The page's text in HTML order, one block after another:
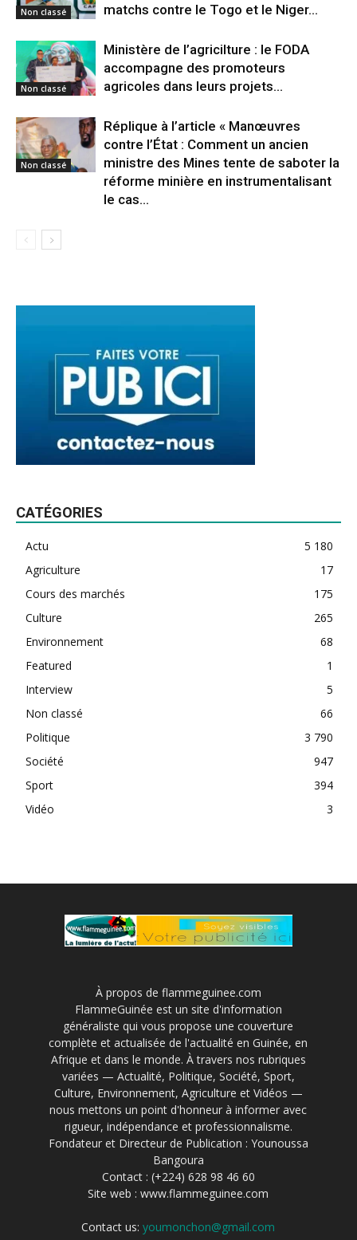
Non classé
matchs contre le Togo et le Niger…
Non classé
Ministère de l’agricilture : le FODA
accompagne des promoteurs
agricoles dans leurs projets…
Non classé
Réplique à l’article « Manœuvres
contre l’État : Comment un ancien
ministre des Mines tente de saboter la
réforme minière en instrumentalisant
le cas...
CATÉGORIES
Actu
5 180
Agriculture
17
Cours des marchés
175
Culture
265
Environnement
68
Featured
1
Interview
5
Non classé
66
Politique
3 790
Société
947
Sport
394
Vidéo
3
À propos de flammeguinee.com
FlammeGuinée est un site d'information
généraliste qui vous propose une couverture
complète et actualisée de l'actualité en Guinée, en
Afrique et dans le monde. À travers nos rubriques
variées — Actualité, Politique, Société, Sport,
Culture, Environnement, Agriculture et Vidéos —
nous mettons un point d'honneur à informer avec
rigueur, indépendance et professionnalisme.
Fondateur et Directeur de Publication : Younoussa
Bangoura
Contact : (+224) 628 98 46 60
Site web : www.flammeguinee.com
Contact us:youmonchon@gmail.com